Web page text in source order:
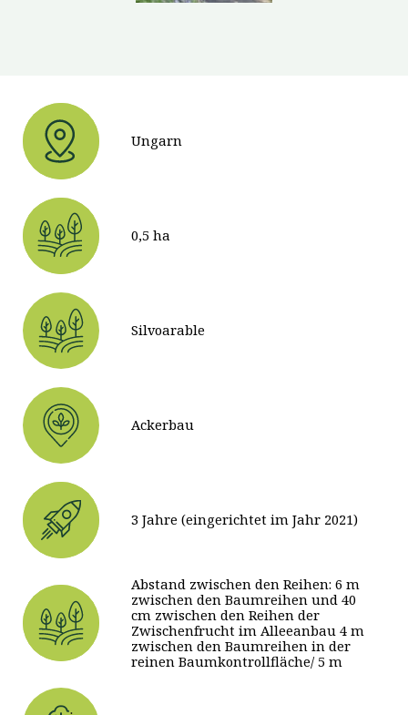
Ungarn
0,5 ha
Silvoarable
Ackerbau
3 Jahre (eingerichtet im Jahr 2021)
Abstand zwischen den Reihen: 6 m
zwischen den Baumreihen und 40
cm zwischen den Reihen der
Zwischenfrucht im Alleeanbau 4 m
zwischen den Baumreihen in der
reinen Baumkontrollfläche/ 5 m